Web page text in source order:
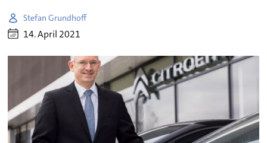
Stefan Grundhoff
14. April 2021